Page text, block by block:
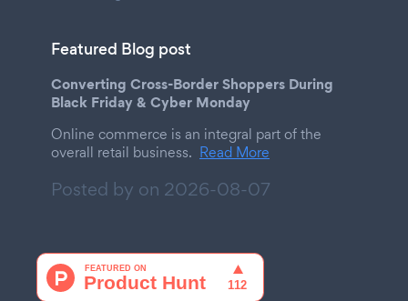
Featured Blog post
Converting Cross-Border Shoppers During
Black Friday & Cyber Monday
Online commerce is an integral part of the
overall retail business. Read More
Posted by on 2026-08-07